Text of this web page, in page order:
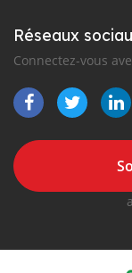
Réseaux
Connectez-vous